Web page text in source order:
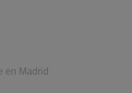
en Madrid